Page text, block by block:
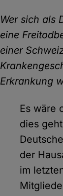
Wer sich als
eine
einer
Erkrankung
Es wäre
dies
der
im